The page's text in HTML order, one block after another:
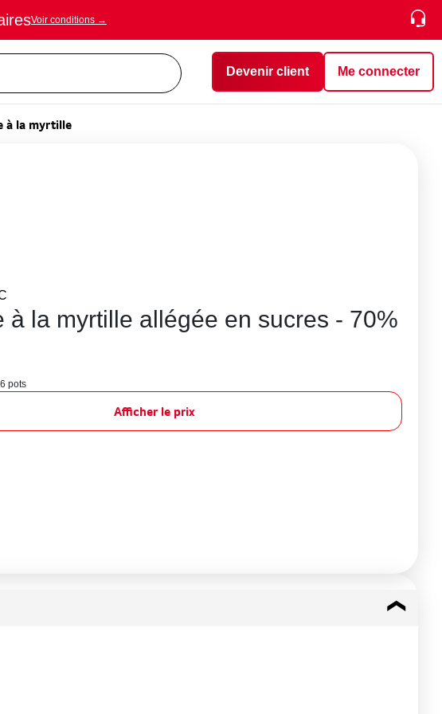
Voir conditions →
Devenir client Me connecter
à la myrtille
à la myrtille allégée en sucres - 70%
pots
Afficher le prix